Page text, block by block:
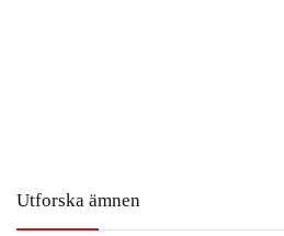
Utforska ämnen